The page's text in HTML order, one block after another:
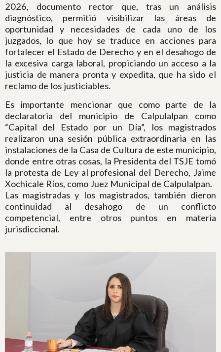
2026, documento rector que, tras un análisis
diagnóstico, permitió visibilizar las áreas de
oportunidad y necesidades de cada uno de los
juzgados, lo que hoy se traduce en acciones para
fortalecer el Estado de Derecho y en el desahogo de
la excesiva carga laboral, propiciando un acceso a la
justicia de manera pronta y expedita, que ha sido el
reclamo de los justiciables.
Es importante mencionar que como parte de la
declaratoria del municipio de Calpulalpan como
“Capital del Estado por un Día”, los magistrados
realizaron una sesión pública extraordinaria en las
instalaciones de la Casa de Cultura de este municipio,
donde entre otras cosas, la Presidenta del TSJE tomó
la protesta de Ley al profesional del Derecho, Jaime
Xochicale Ríos, como Juez Municipal de Calpulalpan.
Las magistradas y los magistrados, también dieron
continuidad al desahogo de un conflicto
competencial, entre otros puntos en materia
jurisdiccional.